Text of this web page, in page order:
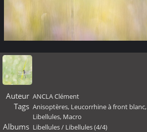
Auteur ANCLA Clément
Tags Anisoptères, Leucorrhine à front blanc,
Libellules, Macro
Albums Libellules/ Libellules (4/4)